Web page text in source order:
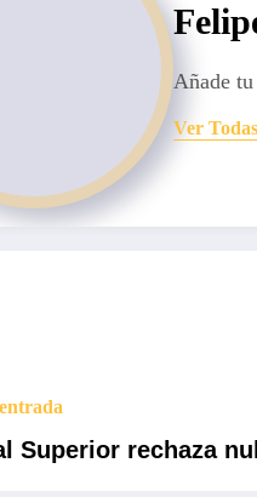
Añade
Ver
Superior rechaza